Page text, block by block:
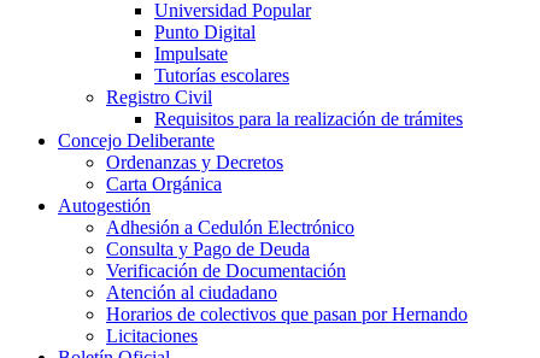
Universidad Popular
Punto Digital
Impulsate
Tutorías escolares
Registro Civil
Requisitos para la realización de trámites
Concejo Deliberante
Ordenanzas y Decretos
Carta Orgánica
Autogestión
Adhesión a Cedulón Electrónico
Consulta y Pago de Deuda
Verificación de Documentación
Atención al ciudadano
Horarios de colectivos que pasan por Hernando
Licitaciones